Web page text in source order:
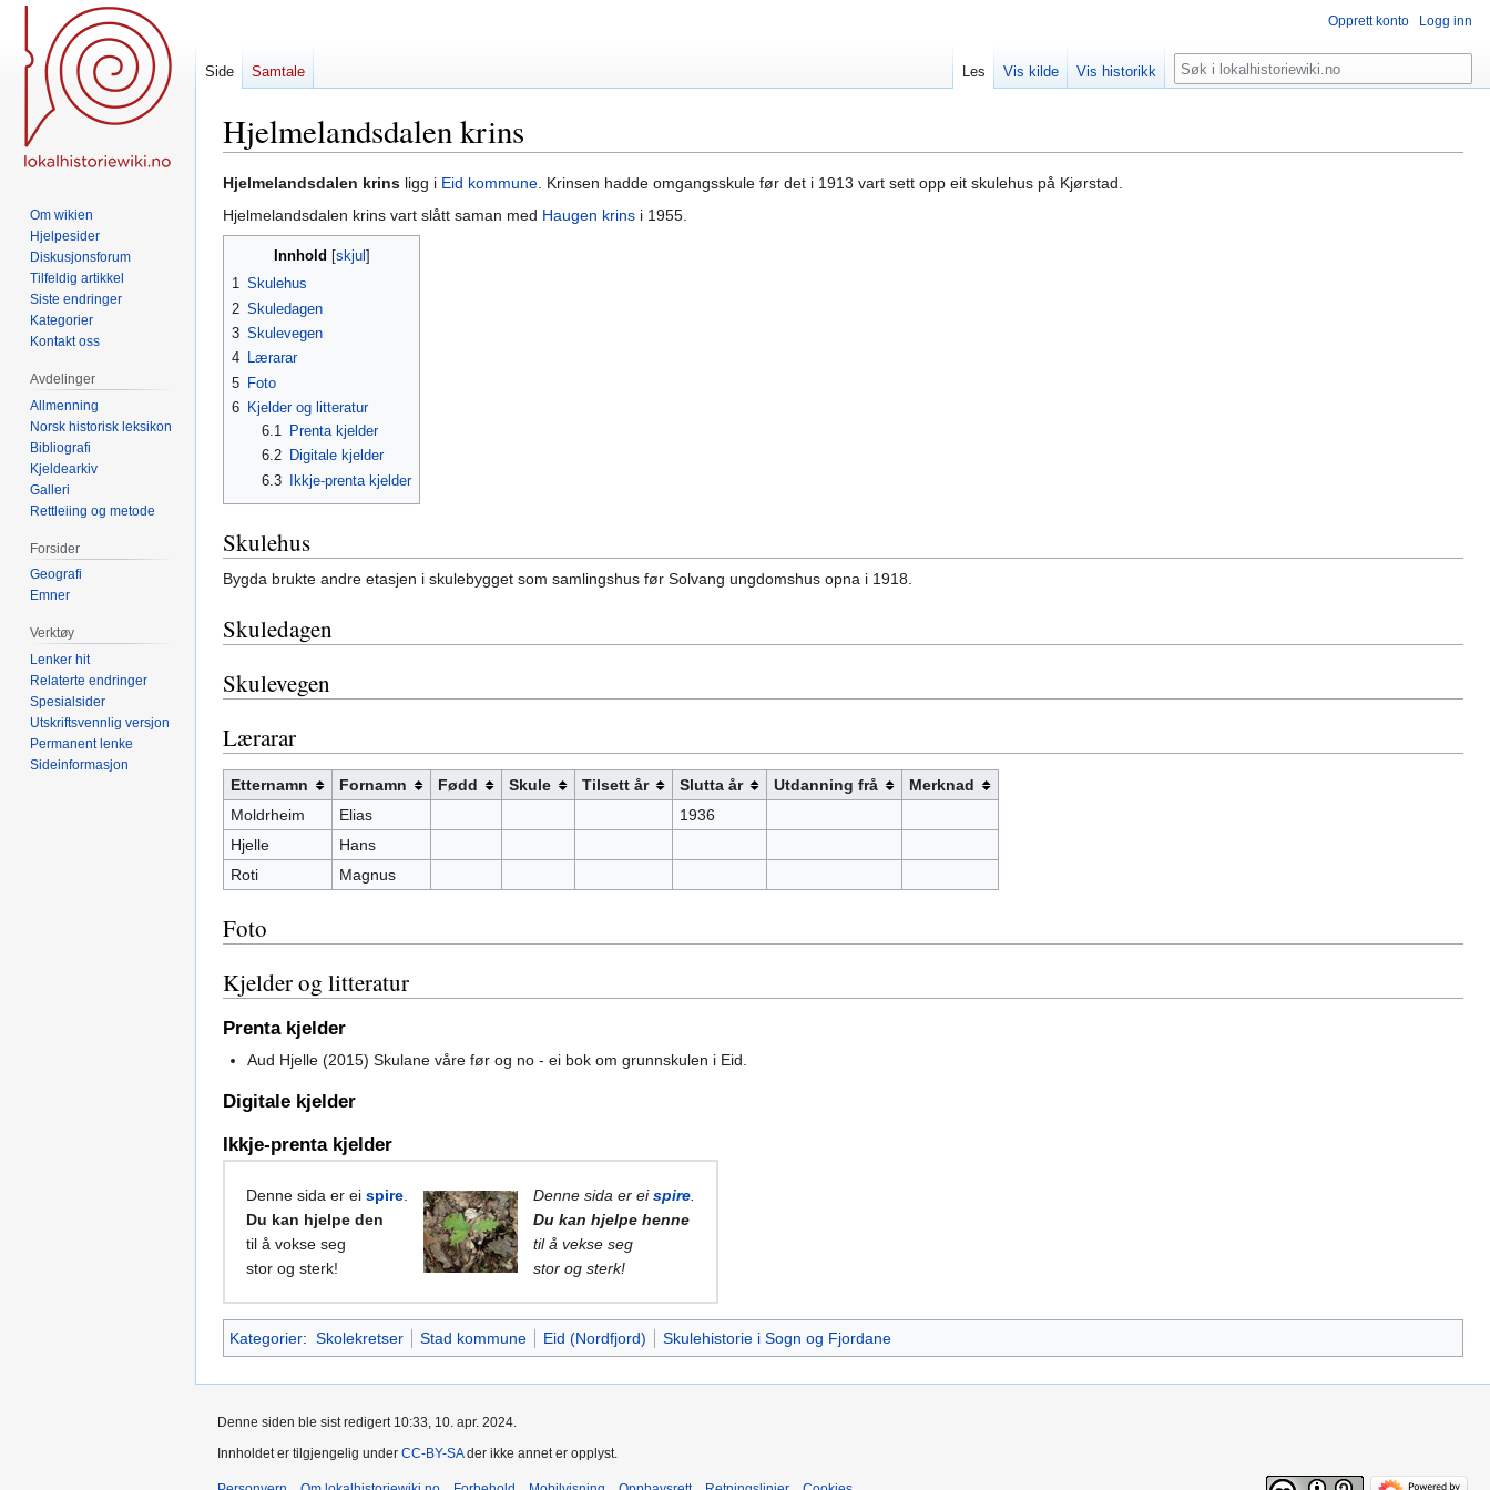
Hjelmelandsdalen krins
Hopp
til
navigering
Hopp
til
søk
Hjelmelandsdalen krins ligg i Eid kommune. Krinsen hadde omgangsskule før det i 1913 vart sett opp eit skulehus på Kjørstad.
Hjelmelandsdalen krins vart slått saman med Haugen krins i 1955.
Innhold
1 Skulehus
2 Skuledagen
3 Skulevegen
4 Lærarar
5 Foto
6 Kjelder og litteratur
6.1
Prenta kjelder
6.2
Digitale kjelder
6.3 Ikkje-prenta kjelder
Skulehus
Bygda brukte andre etasjen i skulebygget som samlingshus før Solvang ungdomshus opna i 1918.
Skuledagen
Skulevegen
Lærarar
Etternamn Fornamn Fødd Skule Tilsett år Slutta år Utdanning frå
Merknad
Moldrheim
Elias
1936
Hjelle
Hans
Roti
Magnus
Foto
Kjelder og litteratur
Prenta kjelder
Aud Hjelle (2015) Skulane våre før og no - ei bok om grunnskulen i Eid.
Digitale kjelder
Ikkje-prenta kjelder
Denne sida er ei spire
Du kan hjelpe den
til å vokse seg
stor og sterk!
Denne sida er eispire
Du kan hjelpe henne
til å vekse seg
stor og sterk!
Kategorier: Skolekretser Stad kommune Eid (Nordfjord) Skulehistorie i Sogn og Fjordane
Opprett konto Logg inn
Side Samtale Les Vis kilde Vis historikk Søk
Om wikien
Hjelpesider
Diskusjonsforum
Tilfeldig artikkel
Siste endringer
Kategorier
Kontakt oss
Avdelinger
Allmenning
Norsk historisk leksikon
Bibliografi
Kjeldearkiv
Galleri
Rettleiing og metode
Forsider
Geografi
Emner
Verktøy
Lenker hit
Relaterte endringer
Spesialsider
Utskriftsvennlig versjon
Permanent lenke
Sideinformasjon
Denne siden ble sist redigert 10:33, 10. apr. 2024.
Innholdet er tilgjengelig under CC-BY-SAder ikke annet er opplyst.